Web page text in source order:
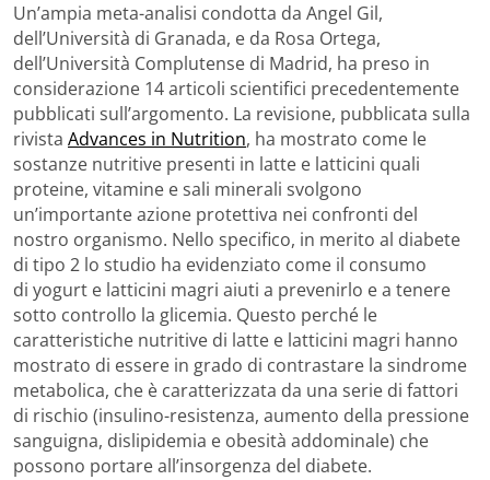
Un’ampia meta-analisi condotta da Angel Gil,
dell’Università di Granada, e da Rosa Ortega,
dell’Università Complutense di Madrid, ha preso in
considerazione 14 articoli scientifici precedentemente
pubblicati sull’argomento. La revisione, pubblicata sulla
rivista Advances in Nutrition, ha mostrato come le
sostanze nutritive presenti in latte e latticini quali
proteine, vitamine e sali minerali svolgono
un’importante azione protettiva nei confronti del
nostro organismo. Nello specifico, in merito al diabete
di tipo 2 lo studio ha evidenziato come il consumo
di yogurt e latticini magri aiuti a prevenirlo e a tenere
sotto controllo la glicemia. Questo perché le
caratteristiche nutritive di latte e latticini magri hanno
mostrato di essere in grado di contrastare la sindrome
metabolica, che è caratterizzata da una serie di fattori
di rischio (insulino-resistenza, aumento della pressione
sanguigna, dislipidemia e obesità addominale) che
possono portare all’insorgenza del diabete.